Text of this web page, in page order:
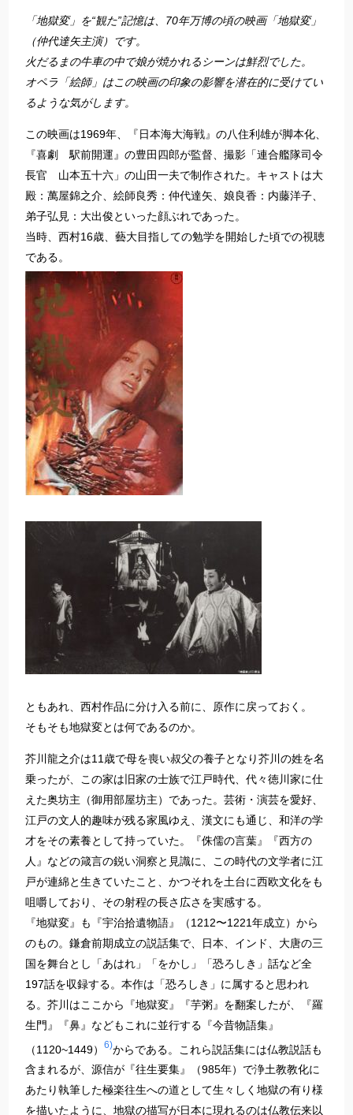
「地獄変」を“観た”記憶は、70年万博の頃の映画「地獄変」
（仲代達矢主演）です。
火だるまの牛車の中で娘が焼かれるシーンは鮮烈でした。
オペラ「絵師」はこの映画の印象の影響を潜在的に受けてい
るような気がします。
この映画は1969年、『日本海大海戦』の八住利雄が脚本化、
『喜劇 駅前開運』の豊田四郎が監督、撮影「連合艦隊司令
長官 山本五十六」の山田一夫で制作された。キャストは大
殿：萬屋錦之介、絵師良秀：仲代達矢、娘良香：内藤洋子、
弟子弘見：大出俊といった顔ぶれであった。
当時、西村16歳、藝大目指しての勉学を開始した頃での視聴
である。
ともあれ、西村作品に分け入る前に、原作に戻っておく。
そもそも地獄変とは何であるのか。
芥川龍之介は11歳で母を喪い叔父の養子となり芥川の姓を名
乗ったが、この家は旧家の士族で江戸時代、代々徳川家に仕
えた奥坊主（御用部屋坊主）であった。芸術・演芸を愛好、
江戸の文人的趣味が残る家風ゆえ、漢文にも通じ、和洋の学
才をその素養として持っていた。『侏儒の言葉』『西方の
人』などの箴言の鋭い洞察と見識に、この時代の文学者に江
戸が連綿と生きていたこと、かつそれを土台に西欧文化をも
咀嚼しており、その射程の長さ広さを実感する。
『地獄変』も『宇治拾遺物語』（1212〜1221年成立）から
のもの。鎌倉前期成立の説話集で、日本、インド、大唐の三
国を舞台とし「あはれ」「をかし」「恐ろしき」話など全
197話を収録する。本作は「恐ろしき」に属すると思われ
る。芥川はここから『地獄変』『芋粥』を翻案したが、『羅
生門』『鼻』などもこれに並行する『今昔物語集』
（1120~1449）
6)からである。これら説話集には仏教説話も
含まれるが、源信が『往生要集』（985年）で浄土教教化に
あたり執筆した極楽往生への道として生々しく地獄の有り様
を描いたように、地獄の描写が日本に現れるのは仏教伝来以